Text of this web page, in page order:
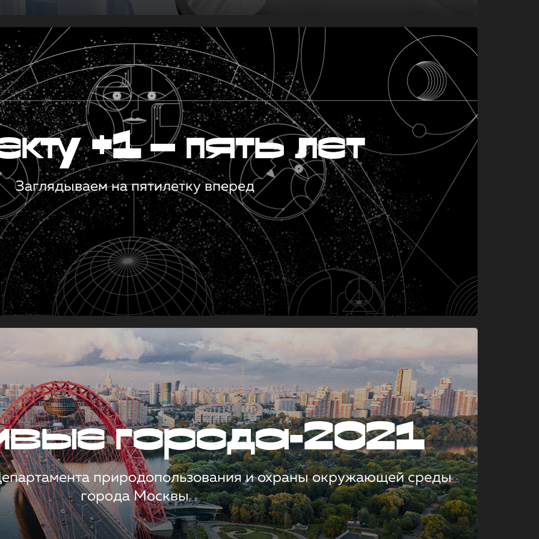
+1 — пять лет
Заглядываем на пятилетку вперед
города-2021
природопользования и охраны окружающей среды
города Москвы